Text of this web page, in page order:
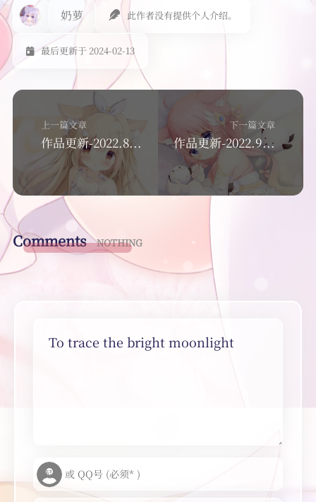
奶萝 此作者没有提供个人介绍。
最后更新于 2024-02-13
上一篇文章
作品更新-2022.8.26
下一篇文章
作品更新-2022.9.17
Comments NOTHING
To trace the bright moonlight